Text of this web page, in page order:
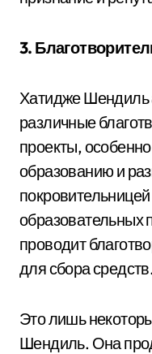
3.
Хатидже Шендиль
различные
проекты,
образованию и
образовательных
проводит
для сбора
Это лишь
Шендиль. Она